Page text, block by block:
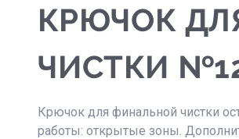
КРЮЧОК
ЧИСТКИ
Крючок для финальной чистки
работы: открытые зоны.